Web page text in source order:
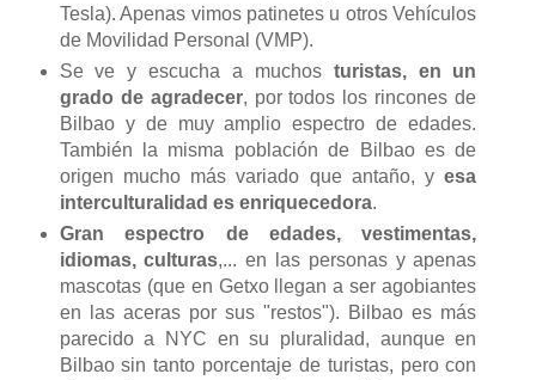
Tesla). Apenas vimos patinetes u otros Vehículos
de Movilidad Personal (VMP).
Se ve y escucha a muchos turistas, en un
grado de agradecer, por todos los rincones de
Bilbao y de muy amplio espectro de edades.
También la misma población de Bilbao es de
origen mucho más variado que antaño, yesa
interculturalidad es enriquecedora.
Gran espectro de edades, vestimentas,
idiomas, culturas,... en las personas y apenas
mascotas (que en Getxo llegan a ser agobiantes
en las aceras por sus "restos"). Bilbao es más
parecido a NYC en su pluralidad, aunque en
Bilbao sin tanto porcentaje de turistas, pero con